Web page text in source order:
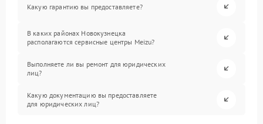
Какую гарантию вы предоставляете?
В каких районах Новокузнецка
располагаются сервисные центры Meizu?
Выполняете ли вы ремонт для юридических
лиц?
Какую документацию вы предоставляете
для юридических лиц?